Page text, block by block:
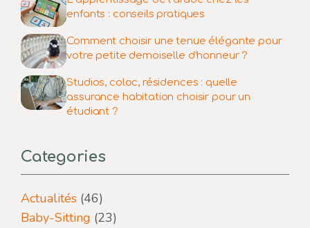
enfants : conseils pratiques
Comment choisir une tenue élégante pour
votre petite demoiselle d’honneur ?
Studios, coloc, résidences : quelle
assurance habitation choisir pour un
étudiant ?
Categories
Actualités (46)
Baby-Sitting (23)